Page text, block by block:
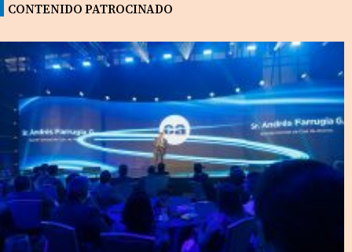
CONTENIDO PATROCINADO